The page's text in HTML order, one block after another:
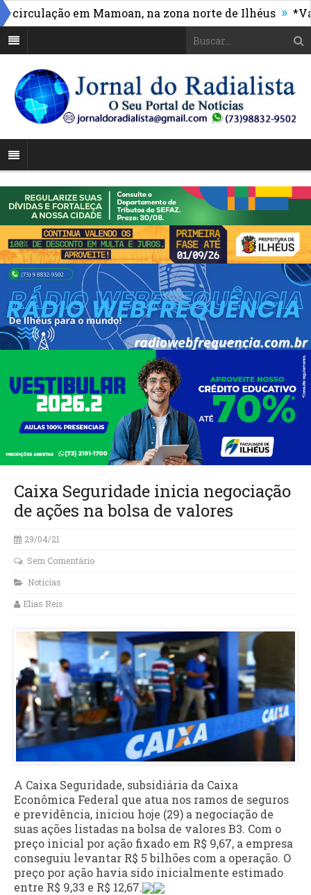
em Mamoan, na zona norte de Ilhéus » *Vasco
Caixa Seguridade inicia negociação
de ações na bolsa de valores
29/04/21
Sem Comentário
Notícias
Elias Reis
A Caixa Seguridade, subsidiária da Caixa
Econômica Federal que atua nos ramos de seguros
e previdência, iniciou hoje (29) a negociação de
suas ações listadas na bolsa de valores B3. Com o
preço inicial por ação fixado em R$ 9,67, a empresa
conseguiu levantar R$ 5 bilhões com a operação. O
preço por ação havia sido inicialmente estimado
entre R$ 9,33 e R$ 12,67.